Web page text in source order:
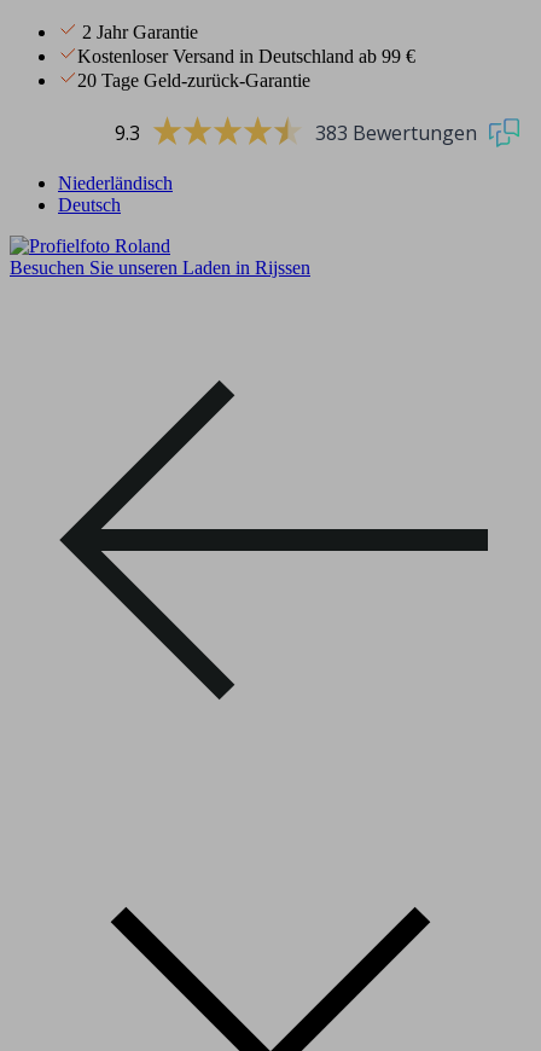
2 Jahr Garantie
Kostenloser Versand in Deutschland ab 99 €
20 Tage Geld-zurück-Garantie
9.3 383 Bewertungen
Niederländisch
Deutsch
Besuchen Sie unseren Laden in Rijssen